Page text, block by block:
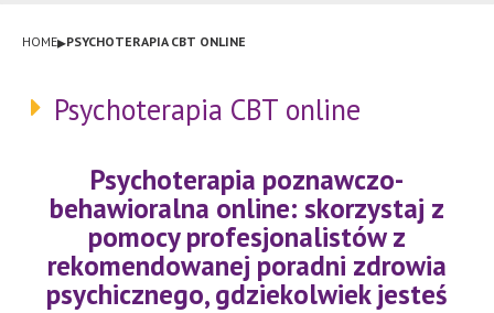
HOME▸PSYCHOTERAPIA CBT ONLINE
Psychoterapia CBT online
Psychoterapia poznawczo-
behawioralna online: skorzystaj z
pomocy profesjonalistów z
rekomendowanej poradni zdrowia
psychicznego,gdziekolwiek jesteś